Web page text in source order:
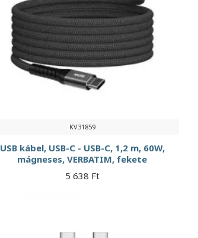
KV31859
USB kábel, USB-C - USB-C, 1,2 m, 60W,
mágneses, VERBATIM, fekete
5 638 Ft